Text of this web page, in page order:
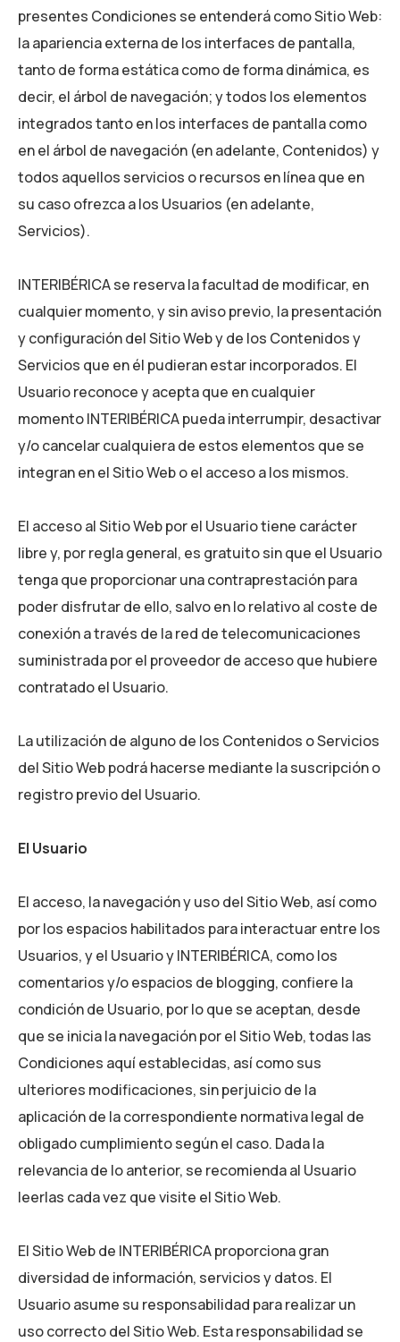
presentes Condiciones se entenderá como Sitio Web:
la apariencia externa de los interfaces de pantalla,
tanto de forma estática como de forma dinámica, es
decir, el árbol de navegación; y todos los elementos
integrados tanto en los interfaces de pantalla como
en el árbol de navegación (en adelante, Contenidos) y
todos aquellos servicios o recursos en línea que en
su caso ofrezca a los Usuarios (en adelante,
Servicios).
INTERIBÉRICAse reserva la facultad de modificar, en
cualquier momento, y sin aviso previo, la presentación
y configuración del Sitio Web y de los Contenidos y
Servicios que en él pudieran estar incorporados. El
Usuario reconoce y acepta que en cualquier
momentoINTERIBÉRICApueda interrumpir, desactivar
y/o cancelar cualquiera de estos elementos que se
integran en el Sitio Web o el acceso a los mismos.
El acceso al Sitio Web por el Usuario tiene carácter
libre y, por regla general, es gratuito sin que el Usuario
tenga que proporcionar una contraprestación para
poder disfrutar de ello, salvo en lo relativo al coste de
conexión a través de la red de telecomunicaciones
suministrada por el proveedor de acceso que hubiere
contratado el Usuario.
La utilización de alguno de los Contenidos o Servicios
del Sitio Web podrá hacerse mediante la suscripción o
registro previo del Usuario.
El Usuario
El acceso, la navegación y uso del Sitio Web, así como
por los espacios habilitados para interactuar entre los
Usuarios, y el Usuario yINTERIBÉRICA, como los
comentarios y/o espacios de blogging, confiere la
condición de Usuario, por lo que se aceptan, desde
que se inicia la navegación por el Sitio Web, todas las
Condiciones aquí establecidas, así como sus
ulteriores modificaciones, sin perjuicio de la
aplicación de la correspondiente normativa legal de
obligado cumplimiento según el caso. Dada la
relevancia de lo anterior, se recomienda al Usuario
leerlas cada vez que visite el Sitio Web.
El Sitio Web de INTERIBÉRICAproporciona gran
diversidad de información, servicios y datos. El
Usuario asume su responsabilidad para realizar un
uso correcto del Sitio Web. Esta responsabilidad se